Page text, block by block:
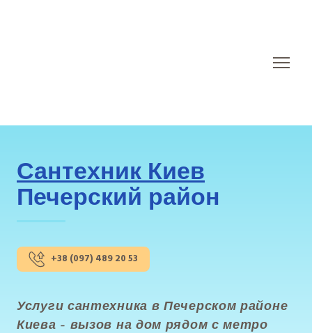
Сантехник Киев
Печерский район
+38 (097) 489 20 53
Услуги сантехника в Печерском районе
Киева - вызов на дом рядом с метро